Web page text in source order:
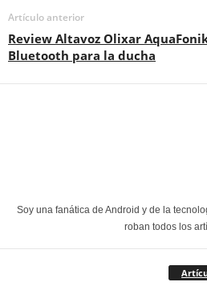
Artículo anterior
Review Altavoz Olixar
Bluetooth para la ducha
Soy una fanática de Android y de la
roban todos los